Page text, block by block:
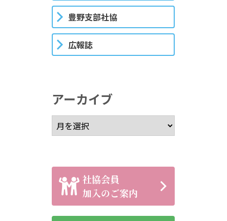
豊野支部社協
広報誌
アーカイブ
アーカイブ
社協会員
加入のご案内